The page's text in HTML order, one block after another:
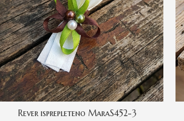
Rever isprepleteno MaraS452-3